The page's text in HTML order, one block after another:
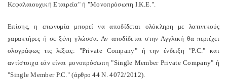
Κεφαλαιουχική Εταιρεία" ή "Μονοπρόσωπη Ι.Κ.Ε.".
Επίσης, η επωνυμία μπορεί να αποδίδεται ολόκληρη με λατινικούς
χαρακτήρες ή σε ξένη γλώσσα. Αν αποδίδεται στην Αγγλική θα περιέχει
ολογράφως τις λέξεις: "Private Company" ή την ένδειξη "P.C." και
αντίστοιχα εάν είναι μονοπρόσωπη "Single Member Private Company" ή
"Single Member P.C." (άρθρο 44 Ν. 4072/2012).